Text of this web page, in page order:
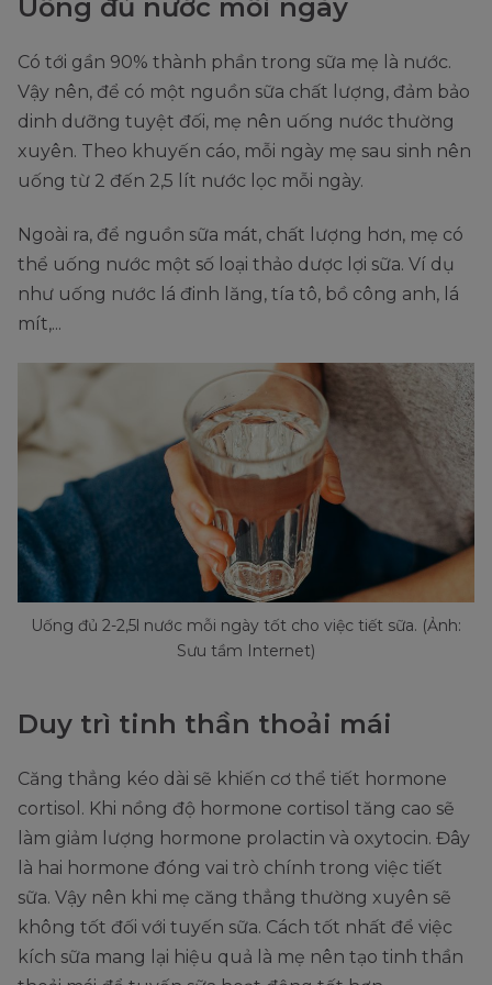
Uống đủ nước mỗi ngày
Có tới gần 90% thành phần trong sữa mẹ là nước.
Vậy nên, để có một nguồn sữa chất lượng, đảm bảo
dinh dưỡng tuyệt đối, mẹ nên uống nước thường
xuyên. Theo khuyến cáo, mỗi ngày mẹ sau sinh nên
uống từ 2 đến 2,5 lít nước lọc mỗi ngày.
Ngoài ra, để nguồn sữa mát, chất lượng hơn, mẹ có
thể uống nước một số loại thảo dược lợi sữa. Ví dụ
như uống nước lá đinh lăng, tía tô, bồ công anh, lá
mít,...
Uống đủ 2-2,5l nước mỗi ngày tốt cho việc tiết sữa. (Ảnh:
Sưu tầm Internet)
Duy trì tinh thần thoải mái
Căng thẳng kéo dài sẽ khiến cơ thể tiết hormone
cortisol. Khi nồng độ hormone cortisol tăng cao sẽ
làm giảm lượng hormone prolactin và oxytocin. Đây
là hai hormone đóng vai trò chính trong việc tiết
sữa. Vậy nên khi mẹ căng thẳng thường xuyên sẽ
không tốt đối với tuyến sữa. Cách tốt nhất để việc
kích sữa mang lại hiệu quả là mẹ nên tạo tinh thần